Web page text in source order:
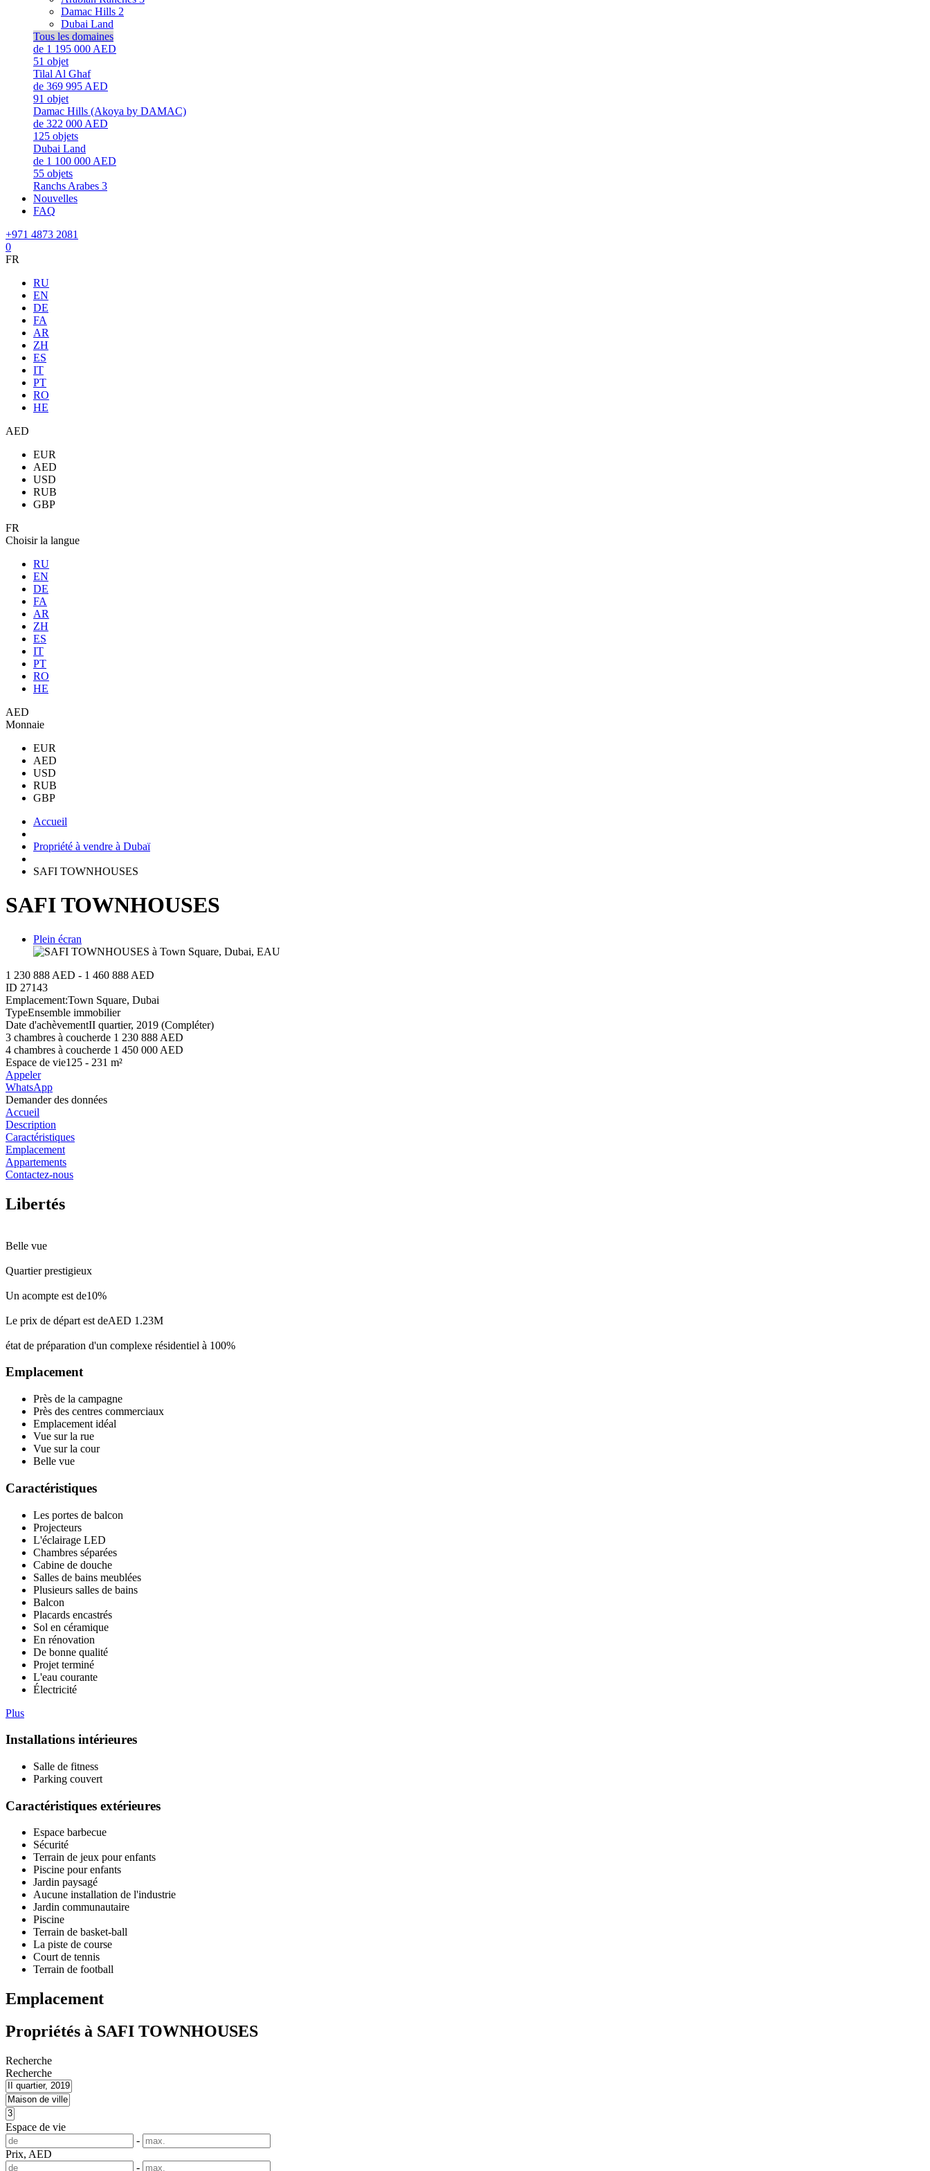
Damac Hills 2
Dubai Land
Tous les domaines
de 1 195 000 AED
51 objet
Tilal Al Ghaf
de 369 995 AED
91 objet
Damac Hills (Akoya by DAMAC)
de 322 000 AED
125 objets
Dubai Land
de 1 100 000 AED
55 objets
Ranchs Arabes 3
Nouvelles
FAQ
+971 4873 2081
0
FR
RU
EN
DE
FA
AR
ZH
ES
IT
PT
RO
HE
AED
EUR
AED
USD
RUB
GBP
FR
Choisir la langue
RU
EN
DE
FA
AR
ZH
ES
IT
PT
RO
HE
AED
Monnaie
EUR
AED
USD
RUB
GBP
Accueil
Propriété à vendre à Dubaï
SAFI TOWNHOUSES
SAFI TOWNHOUSES
Plein écran
1 230 888 AED - 1 460 888 AED
ID 27143
Emplacement:Town Square, Dubai
TypeEnsemble immobilier
Date d'achèvementII quartier, 2019 (Compléter)
3 chambres à coucherde 1 230 888 AED
4 chambres à coucherde 1 450 000 AED
Espace de vie125 - 231 m²
Appeler
WhatsApp
Demander des données
Accueil
Description
Caractéristiques
Emplacement
Appartements
Contactez-nous
Libertés
Belle vue
Quartier prestigieux
Un acompte est de10%
Le prix de départ est deAED 1.23M
état de préparation d'un complexe résidentiel à 100%
Emplacement
Près de la campagne
Près des centres commerciaux
Emplacement idéal
Vue sur la rue
Vue sur la cour
Belle vue
Caractéristiques
Les portes de balcon
Projecteurs
L'éclairage LED
Chambres séparées
Cabine de douche
Salles de bains meublées
Plusieurs salles de bains
Balcon
Placards encastrés
Sol en céramique
En rénovation
De bonne qualité
Projet terminé
L'eau courante
Électricité
Plus
Installations intérieures
Salle de fitness
Parking couvert
Caractéristiques extérieures
Espace barbecue
Sécurité
Terrain de jeux pour enfants
Piscine pour enfants
Jardin paysagé
Aucune installation de l'industrie
Jardin communautaire
Piscine
Terrain de basket-ball
La piste de course
Court de tennis
Terrain de football
Emplacement
Propriétés à SAFI TOWNHOUSES
Recherche
Recherche
Espace de vie
-
Prix, AED
-